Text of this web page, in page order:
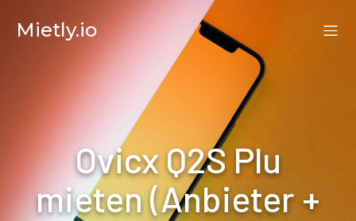
Mietly.io
Ovicx Q2S Plu
mieten (Anbieter +